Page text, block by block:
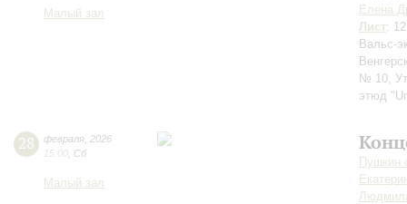
Малый зал
Елена
Лист:
Вальс-
№ 10,
этюд
28 февраля 2026
15:00 Сб
Малый зал
Пушкин